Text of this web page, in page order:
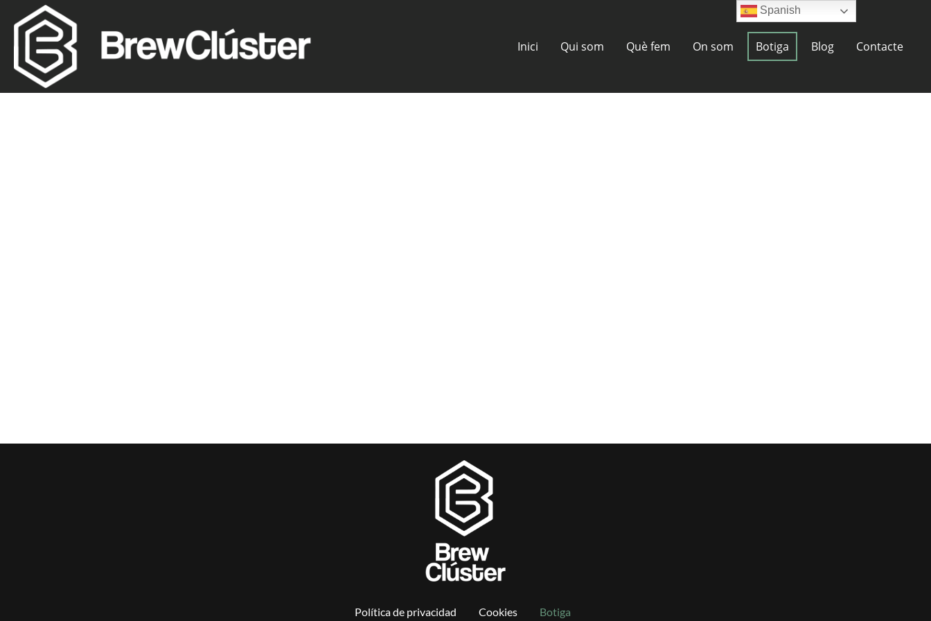
Inici Qui som Què fem On som Botiga Blog Contacte
Política de privacidad Cookies Botiga
Spanish